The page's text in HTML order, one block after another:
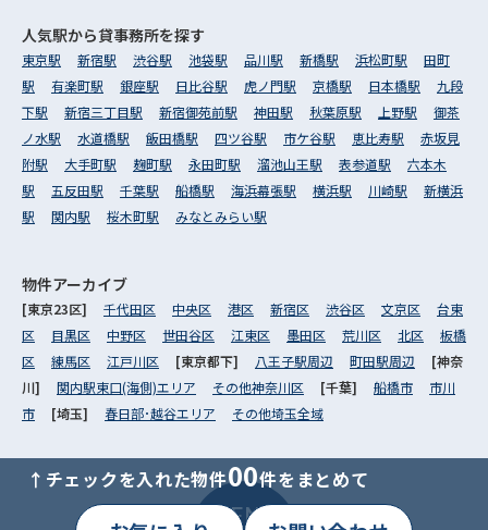
↑チェックを入れた物件00件をまとめて
MENU
人気駅から貸事務所を探す
東京駅 新宿駅 渋谷駅 池袋駅 品川駅 新橋駅 浜松町駅
田町
駅
有楽町駅 銀座駅 日比谷駅 虎ノ門駅 京橋駅 日本橋駅
九段
下駅
新宿三丁目駅 新宿御苑前駅 神田駅 秋葉原駅 上野駅
御茶
ノ水駅
水道橋駅 飯田橋駅 四ツ谷駅 市ケ谷駅 恵比寿駅
赤坂見
附駅
大手町駅 麹町駅 永田町駅 溜池山王駅 表参道駅
六本木
駅
五反田駅 千葉駅 船橋駅 海浜幕張駅 横浜駅 川崎駅
新横浜
駅
関内駅 桜木町駅 みなとみらい駅
物件アーカイブ
[東京23区] 千代田区 中央区 港区 新宿区 渋谷区 文京区
台東
区
目黒区 中野区 世田谷区 江東区 墨田区 荒川区 北区
板橋
区
練馬区 江戸川区 [東京都下] 八王子駅周辺 町田駅周辺
[神奈
川] 関内駅東口(海側)エリア その他神奈川区 [千葉] 船橋市
市川
市
[埼玉] 春日部･越谷エリア その他埼玉全域